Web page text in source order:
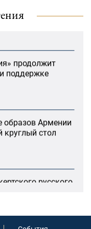
поддержке
Армении
круглый стол
русского
и консолидация
в